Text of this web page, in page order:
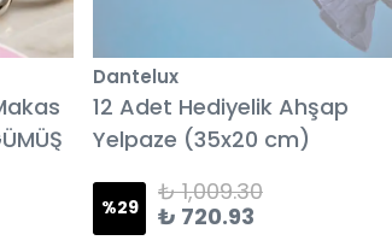
Dantelux
12 Adet Hediyelik Ahşap
Yelpaze (35x20 cm)
%29
₺ 1,009.30
₺ 720.93